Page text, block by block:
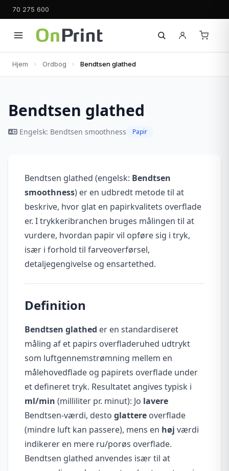
70 275 600
Hjem Ordbog Bendtsen glathed
Bendtsen glathed
Engelsk: Bendtsen smoothness Papir
Bendtsen glathed (engelsk: Bendtsen
smoothness) er en udbredt metode til at
beskrive, hvor glat en papirkvalitets overflade
er. I trykkeribranchen bruges målingen til at
vurdere, hvordan papir vil opføre sig i tryk,
især i forhold til farveoverførsel,
detaljegengivelse og ensartethed.
Definition
Bendtsen glathed er en standardiseret
måling af et papirs overfladeruhed udtrykt
som luftgennemstrømning mellem en
målehovedflade og papirets overflade under
et defineret tryk. Resultatet angives typisk i
ml/min (milliliter pr. minut): Jo lavere
Bendtsen-værdi, desto glattere overflade
(mindre luft kan passere), mens en høj værdi
indikerer en mere ru/porøs overflade.
Bendtsen glathed anvendes især til at